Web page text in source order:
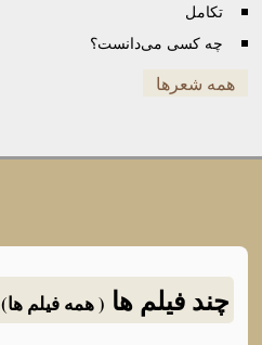
تکامل
چه کسی می‌دانست؟
همه شعرها
چند فیلم ها ( همه فیلم ها)